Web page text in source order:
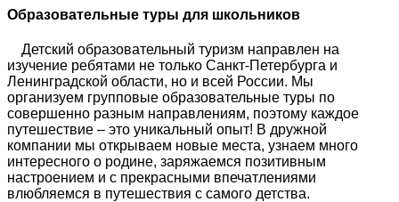
Образовательные туры для школьников
Детский образовательный туризм направлен на
изучение ребятами не только Санкт-Петербурга и
Ленинградской области, но и всей России. Мы
организуем групповые образовательные туры по
совершенно разным направлениям, поэтому каждое
путешествие – это уникальный опыт! В дружной
компании мы открываем новые места, узнаем много
интересного о родине, заряжаемся позитивным
настроением и с прекрасными впечатлениями
влюбляемся в путешествия с самого детства.